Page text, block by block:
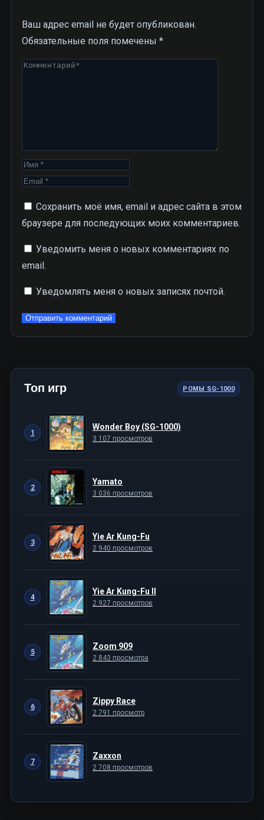
Ваш адрес email не будет опубликован.
Обязательные поля помечены *
Сохранить моё имя, email и адрес сайта в этом
браузере для последующих моих комментариев.
Уведомить меня о новых комментариях по
email.
Уведомлять меня о новых записях почтой.
Топ игр РОМЫ SG-1000
1
Wonder Boy (SG-1000)
3 107 просмотров
2
Yamato
3 036 просмотров
3
Yie Ar Kung-Fu
2 940 просмотров
4
Yie Ar Kung-Fu II
2 927 просмотров
5
Zoom 909
2 843 просмотра
6
Zippy Race
2 791 просмотр
7
Zaxxon
2 708 просмотров